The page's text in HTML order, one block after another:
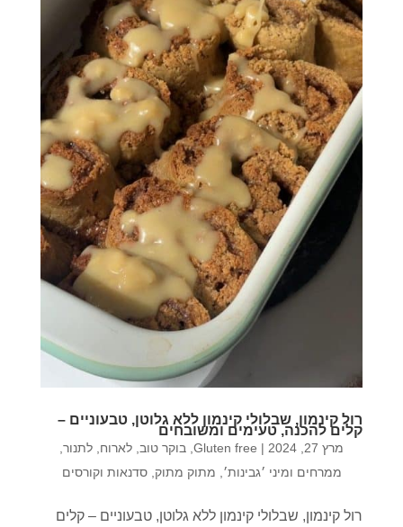
רול קינמון, שבלולי קינמון ללא גלוטן, טבעוניים –
קלים להכנה, טעימים ומשובחים
מרץ 27, 2024 |
Gluten free בוקר טוב לארוח לתנור
ממרחים ומיני ׳גבינות׳
מתוק מתוק ,סדנאות וקורסים
רול קינמון, שבלולי קינמון ללא גלוטן, טבעוניים – קלים